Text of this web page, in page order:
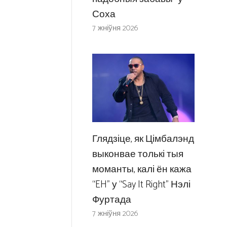
Соха
7 жніўня 2026
Глядзіце, як Цімбалэнд
выконвае толькі тыя
моманты, калі ён кажа
“EH” у “Say It Right” Нэлі
Фуртада
7 жніўня 2026